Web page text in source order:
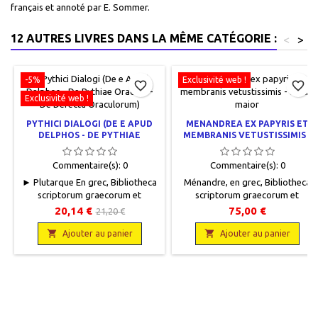
français et annoté par E. Sommer.
12 AUTRES LIVRES DANS LA MÊME CATÉGORIE : >
<
-5%
Exclusivité web !
PYTHICI DIALOGI (DE E APUD
DELPHOS - DE PYTHIAE
ORACULIS - DE DEFECTU
ORACULORUM)
Commentaire(s): 0
► Plutarque En grec, Bibliotheca
scriptorum graecorum et
romanorum
teubneriana,Teubner, 1997,13 x
20, XI + 124 pages, broché.Neuf.
9783815416952
20,14 € 21,20 €
 Ajouter au panier
favorite_border Exclusivité web !
MENANDREA EX PAPYRIS ET
MEMBRANIS VETUSTISSIMIS -
EDITIO MAIOR
Commentaire(s): 0
Ménandre, en grec, Bibliotheca
scriptorum graecorum et
romanorum Teubneriana, Lipsiae
in aedibus B. G. Teubneri, 1910,
11,5 x 18, LVIII + 259 pages,
reliéoccasion, Correct, demi toilé
beige, pièce de titre cuir noir,
75,00 €
 Ajouter au panier
favorite_border